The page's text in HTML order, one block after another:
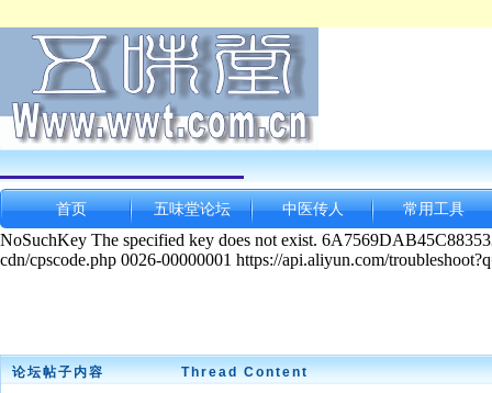
首页 五味堂论坛 中医传人 常用工具
论坛帖子内容Thread Content